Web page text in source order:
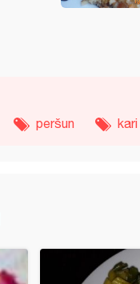
peršun kari